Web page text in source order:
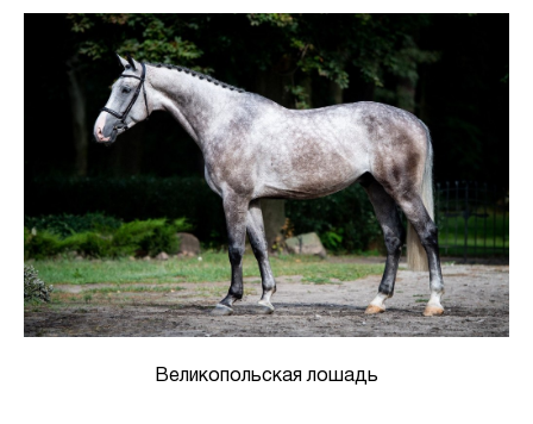
Великопольская лошадь